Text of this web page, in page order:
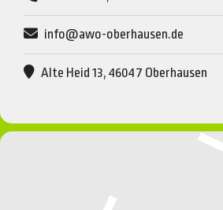
info@awo-oberhausen.de
Alte Heid 13​, 46047 Oberhausen